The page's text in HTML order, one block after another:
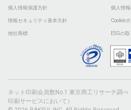
個人情報保護方針 個人情
情報セキュリティ基本方針 Cookie
他社商標 ESGの
ネット印刷会員数No.1 東京商工リサーチ調
印刷サービスにおいて）